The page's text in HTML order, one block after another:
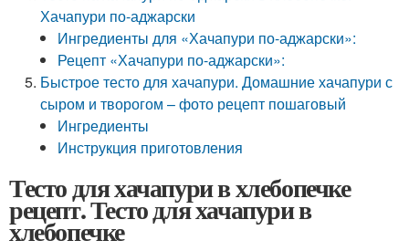
Хачапури по-аджарски
Ингредиенты для «Хачапури по-аджарски»:
Рецепт «Хачапури по-аджарски»:
Быстрое тесто для хачапури. Домашние хачапури с
сыром и творогом – фото рецепт пошаговый
Ингредиенты
Инструкция приготовления
Тесто для хачапури в хлебопечке
рецепт. Тесто для хачапури в
хлебопечке